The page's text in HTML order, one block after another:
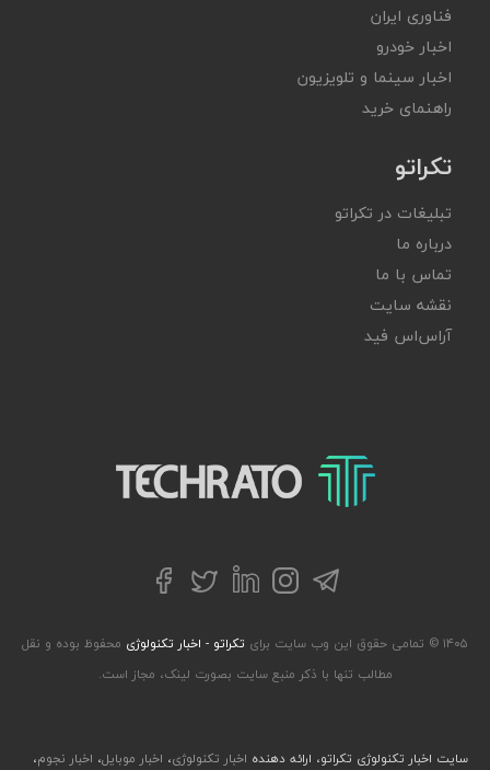
فناوری ایران
اخبار خودرو
اخبار سینما و تلویزیون
راهنمای خرید
تکراتو
تبلیغات در تکراتو
درباره ما
تماس با ما
نقشه سایت
آر‌اس‌اس فید
تکراتو – زندگی با تکنولوژی
تلگراماینستاگرام
لینکداینتوییترفیسبوک
۱۴۰۵ © تمامی حقوق این وب سایت برای تکراتو - اخبار تکنولوژی محفوظ بوده و نقل
مطالب تنها با ذکر منبع سایت بصورت لینک، مجاز است.
سایت اخبار تکنولوژی تکراتو، ارائه دهنده اخبار تکنولوژی، اخبار موبایل، اخبار نجوم،